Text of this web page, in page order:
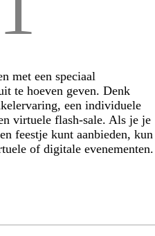
met een speciaal
te hoeven geven. Denk
een individuele
virtuele flash-sale. Als je je
feestje kunt aanbieden, kun
of digitale evenementen.